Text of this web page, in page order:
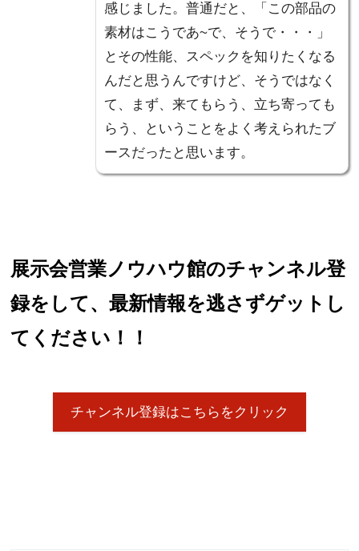
感じました。普通だと、「この部品の
素材はこうであ~で、そうで・・・」
とその性能、スペックを知りたくなる
んだと思うんですけど、そうではなく
て、まず、来てもらう、立ち寄っても
らう、ということをよく考えられたブ
ースだったと思います。
展示会営業ノウハウ館のチャンネル登
録をして、最新情報を逃さずゲットし
てください！！
チャンネル登録はこちらをクリック